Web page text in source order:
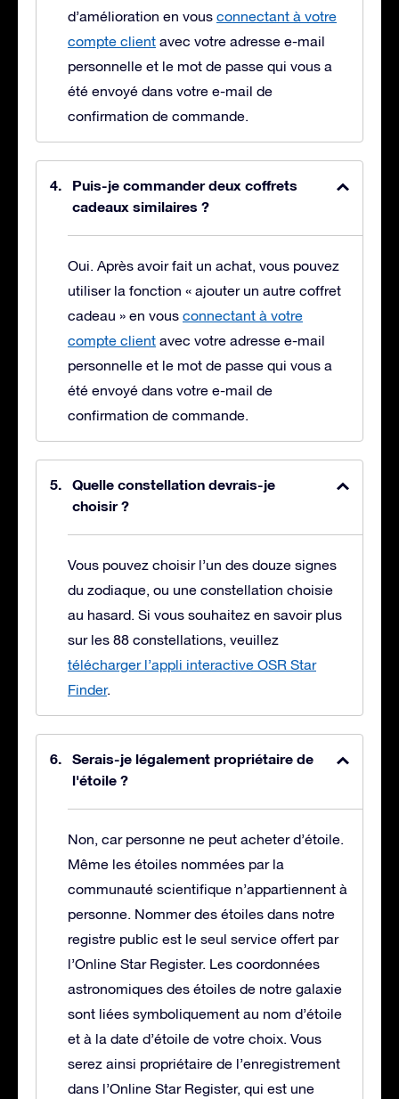
d’amélioration en vous connectant à votre
compte client avec votre adresse e-mail
personnelle et le mot de passe qui vous a
été envoyé dans votre e-mail de
confirmation de commande.
Puis-je commander deux coffrets
cadeaux similaires ?
Oui. Après avoir fait un achat, vous pouvez
utiliser la fonction « ajouter un autre coffret
cadeau » en vous connectant à votre
compte client avec votre adresse e-mail
personnelle et le mot de passe qui vous a
été envoyé dans votre e-mail de
confirmation de commande.
Quelle constellation devrais-je
choisir ?
Vous pouvez choisir l’un des douze signes
du zodiaque, ou une constellation choisie
au hasard. Si vous souhaitez en savoir plus
sur les 88 constellations, veuillez
télécharger l’appli interactive OSR Star
Finder.
Serais-je légalement propriétaire de
l'étoile ?
Non, car personne ne peut acheter d’étoile.
Même les étoiles nommées par la
communauté scientifique n’appartiennent à
personne. Nommer des étoiles dans notre
registre public est le seul service offert par
l’Online Star Register. Les coordonnées
astronomiques des étoiles de notre galaxie
sont liées symboliquement au nom d’étoile
et à la date d’étoile de votre choix. Vous
serez ainsi propriétaire de l’enregistrement
dans l’Online Star Register, qui est une